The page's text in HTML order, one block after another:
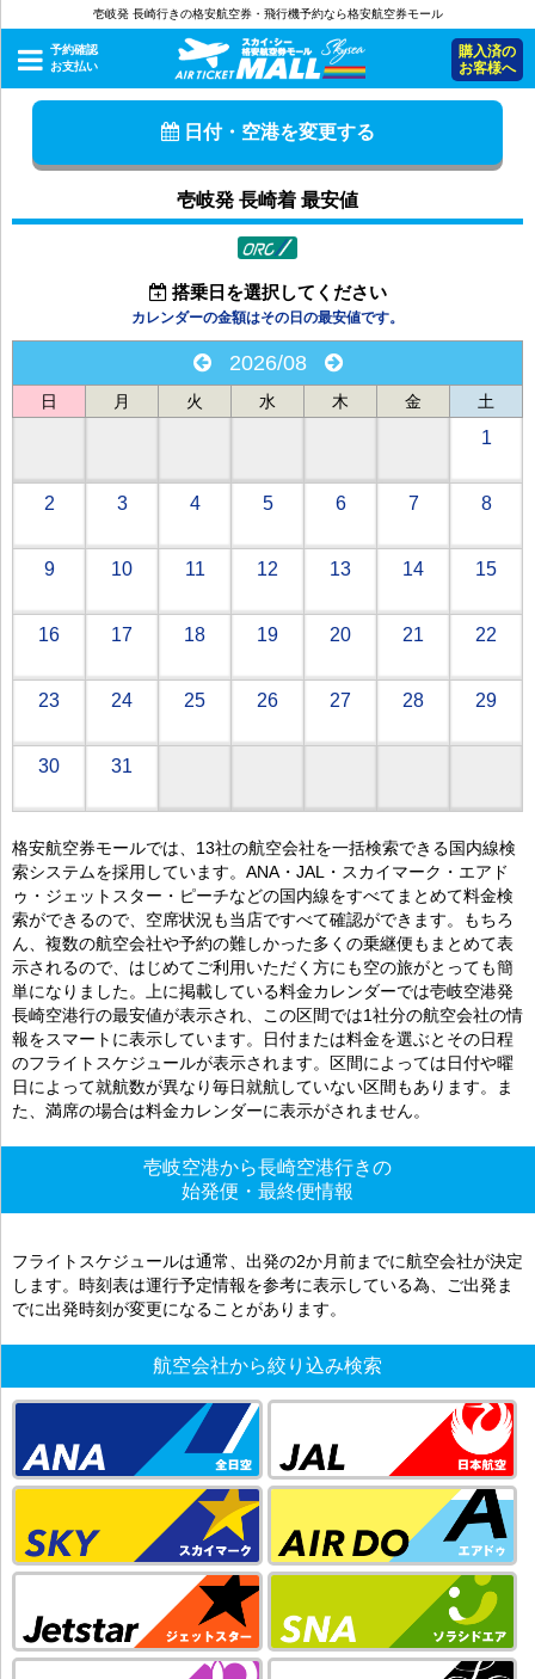
壱岐発 長崎行きの格安航空券・飛行機予約なら格安航空券モール
予約確認
お支払い
購入済の
お客様へ
日付・空港を変更する
壱岐発 長崎着 最安値
搭乗日を選択してください
カレンダーの金額はその日の最安値です。
2026/08
日 月 火 水 木 金 土
1
2 3 4 5 6 7 8
9 10 11 12 13 14 15
16 17 18 19 20 21 22
23 24 25 26 27 28 29
30 31
格安航空券モールでは、13社の航空会社を一括検索できる国内線検
索システムを採用しています。ANA・JAL・スカイマーク・エアド
ゥ・ジェットスター・ピーチなどの国内線をすべてまとめて料金検
索ができるので、空席状況も当店ですべて確認ができます。もちろ
ん、複数の航空会社や予約の難しかった多くの乗継便もまとめて表
示されるので、はじめてご利用いただく方にも空の旅がとっても簡
単になりました。上に掲載している料金カレンダーでは壱岐空港発
長崎空港行の最安値が表示され、この区間では1社分の航空会社の情
報をスマートに表示しています。日付または料金を選ぶとその日程
のフライトスケジュールが表示されます。区間によっては日付や曜
日によって就航数が異なり毎日就航していない区間もあります。ま
た、満席の場合は料金カレンダーに表示がされません。
壱岐空港から長崎空港行きの
始発便・最終便情報
フライトスケジュールは通常、出発の2か月前までに航空会社が決定
します。時刻表は運行予定情報を参考に表示している為、ご出発ま
でに出発時刻が変更になることがあります。
航空会社から絞り込み検索